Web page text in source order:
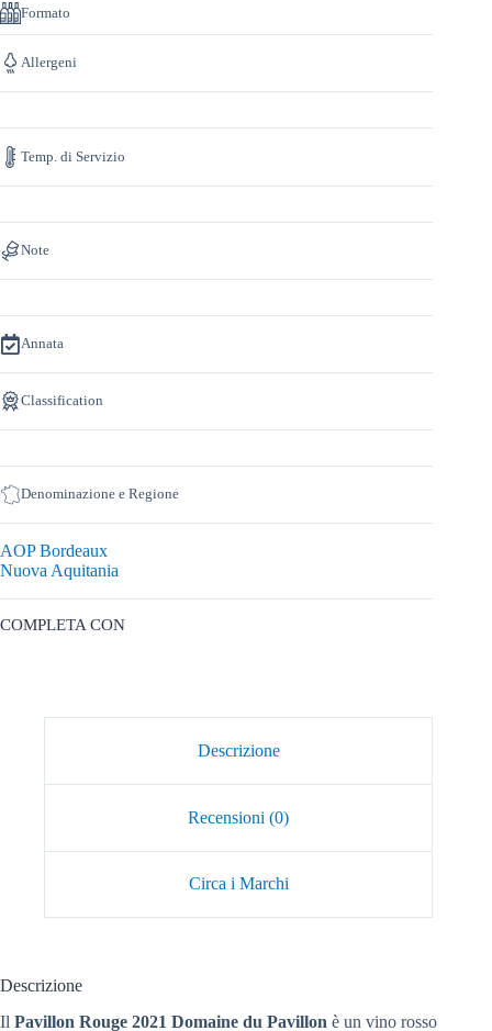
Formato
Allergeni
Temp. di Servizio
Note
Annata
Classification
Denominazione e Regione
AOP Bordeaux
Nuova Aquitania
COMPLETA CON
Descrizione
Recensioni (0)
Circa i Marchi
Descrizione
Il Pavillon Rouge 2021 Domaine du Pavillon è un vino rosso